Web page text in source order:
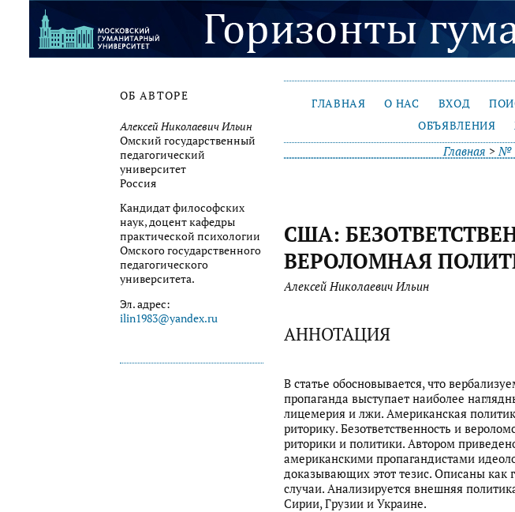
ОБ АВТОРЕ
Алексей Николаевич Ильин
Омский государственный
педагогический
университет
Россия
Кандидат философских
наук, доцент кафедры
практической психологии
Омского государственного
педагогического
университета.
Эл. адрес:
ilin1983@yandex.ru
ГЛАВНАЯ О НАС ВХОД
ОБЪЯВЛЕНИЯ
Главная >№
США:
ВЕРОЛОМНАЯ
Алексей Николаевич Ильин
АННОТАЦИЯ
В статье обосновывается, что
пропаганда выступает наиболее
лицемерия и лжи. Американская
риторику. Безответственность и
риторики и политики. Автором
американскими пропагандистами
доказывающих этот тезис. Описаны как
случаи. Анализируется внешняя
Сирии, Грузии и Украине.